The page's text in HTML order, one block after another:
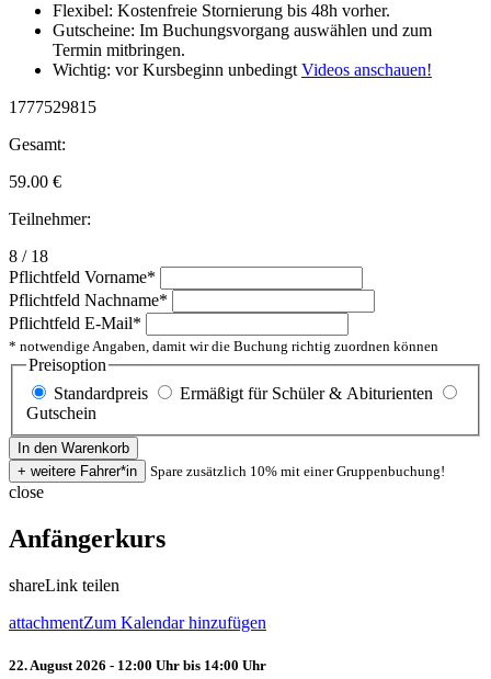
Flexibel: Kostenfreie Stornierung bis 48h vorher.
Gutscheine: Im Buchungsvorgang auswählen und zum
Termin mitbringen.
Wichtig: vor Kursbeginn unbedingt Videos anschauen!
1777529815
Gesamt:
59.00 €
Teilnehmer:
8 / 18
Pflichtfeld Vorname*
Pflichtfeld Nachname*
Pflichtfeld E-Mail*
* notwendige Angaben, damit wir die Buchung richtig zuordnen können
Preisoption
Standardpreis
Ermäßigt für Schüler & Abiturienten
Gutschein
Spare zusätzlich 10% mit einer Gruppenbuchung!
close
Anfängerkurs
shareLink teilen
attachmentZum Kalendar hinzufügen
22. August 2026 - 12:00 Uhr bis 14:00 Uhr